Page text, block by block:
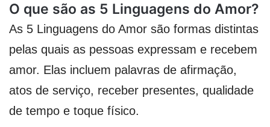
O que são as 5 Linguagens do Amor?
As 5 Linguagens do Amor são formas distintas
pelas quais as pessoas expressam e recebem
amor. Elas incluem palavras de afirmação,
atos de serviço, receber presentes, qualidade
de tempo e toque físico.